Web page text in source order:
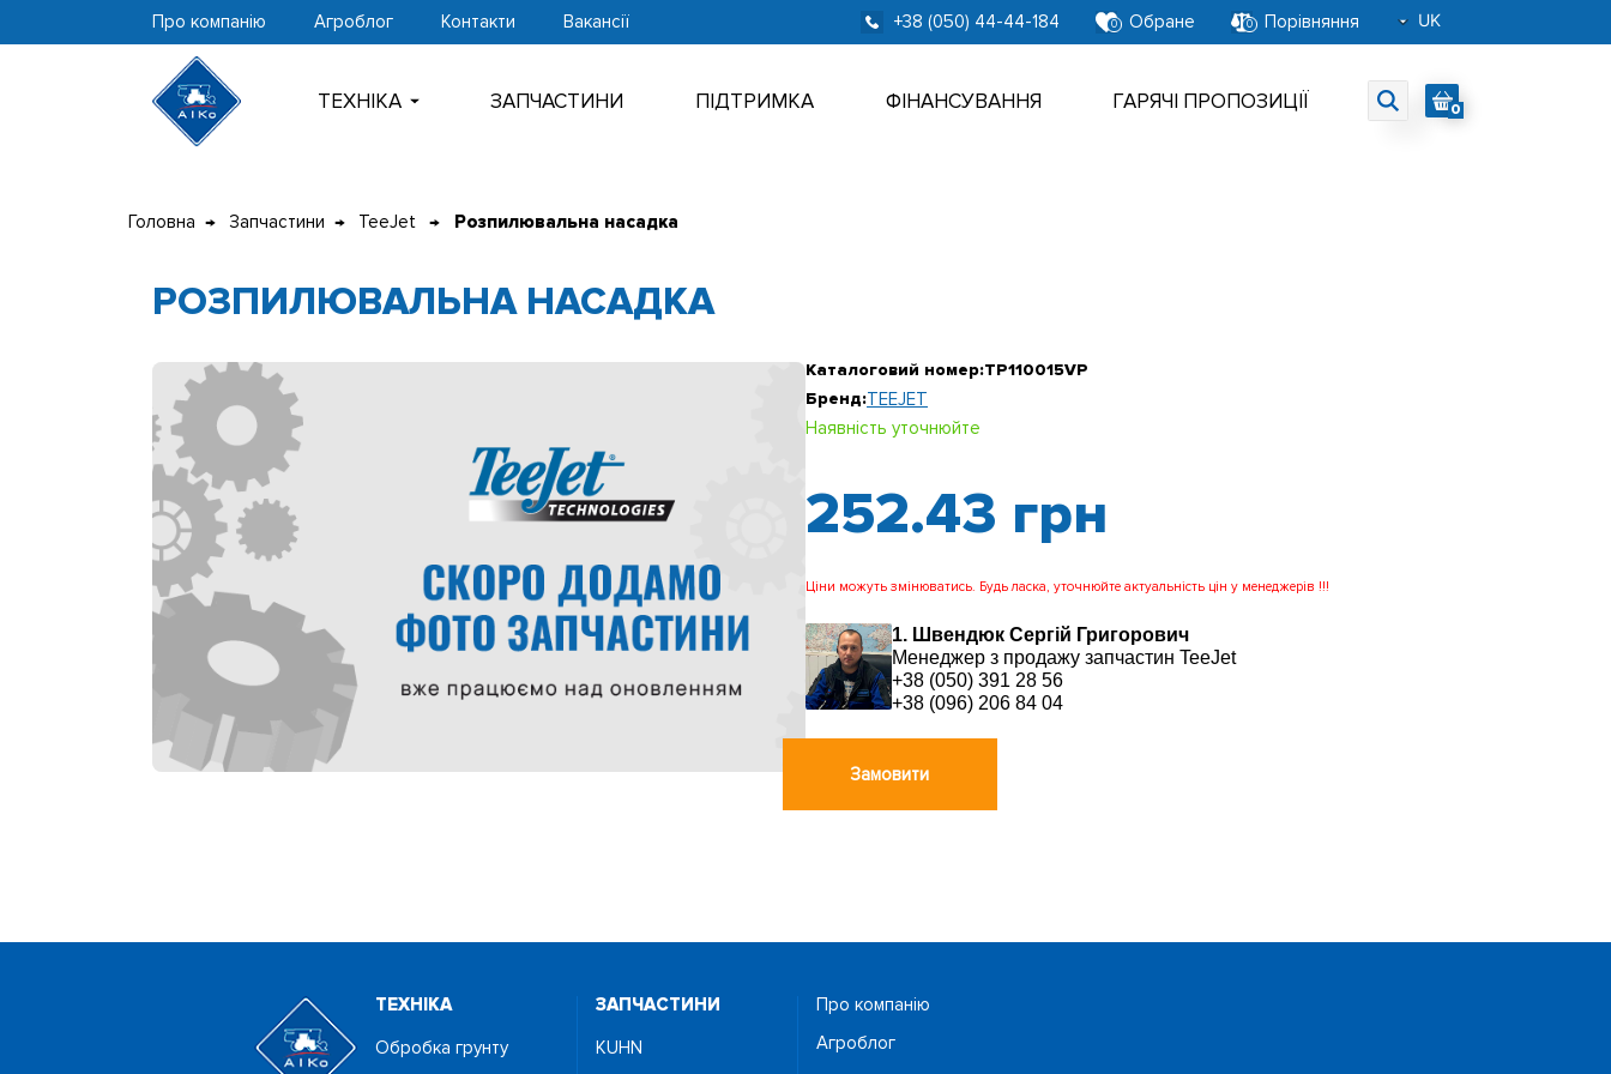
Про компанію Агроблог Контакти Вакансії +38 (050) 44-44-184 0 Обране 0 Порівняння
UK
RU
EN
ТЕХНIКА ЗАПЧАСТИНИ ПІДТРИМКА ФІНАНСУВАННЯ ГАРЯЧІ ПРОПОЗИЦІЇ 0
Головна Запчастини TeeJet Розпилювальна насадка
РОЗПИЛЮВАЛЬНА НАСАДКА
Каталоговий номер:TP110015VP
Бренд:TEEJET
Наявність уточнюйте
252.43 грн
Ціни можуть змінюватись. Будь ласка, уточнюйте актуальність цін у менеджерів !!!
1. Швендюк Сергій Григорович
Менеджер з продажу запчастин TeeJet
+38 (050) 391 28 56
+38 (096) 206 84 04
Замовити
ТЕХНIКА
Обробка грунту
ЗАПЧАСТИНИ
KUHN
Про компанію
Агроблог